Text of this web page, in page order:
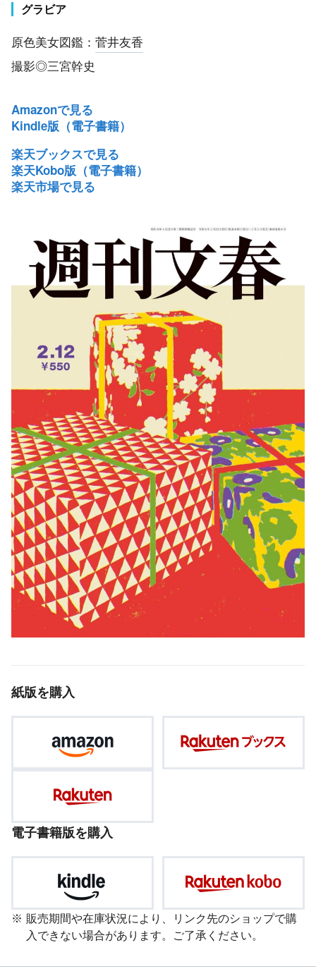
グラビア
原色美女図鑑： 菅井友香
撮影◎三宮幹史
Amazonで見る
Kindle版（電子書籍）
楽天ブックスで見る
楽天Kobo版（電子書籍）
楽天市場で見る
紙版を購入
電子書籍版を購入
販売期間や在庫状況により、リンク先のショップで購
入できない場合があります。ご了承ください。